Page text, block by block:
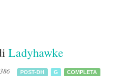
Ladyhawke
POST-DH G COMPLETA